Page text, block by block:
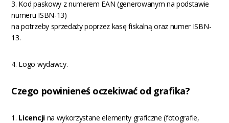
3. Kod paskowy z numerem EAN (generowanym na podstawie
numeru ISBN-13)
na potrzeby sprzedaży poprzez kasę fiskalną oraz numer ISBN-
13.
4. Logo wydawcy.
Czego powinieneś oczekiwać od grafika?
1. Licencjina wykorzystane elementy graficzne (fotografie,